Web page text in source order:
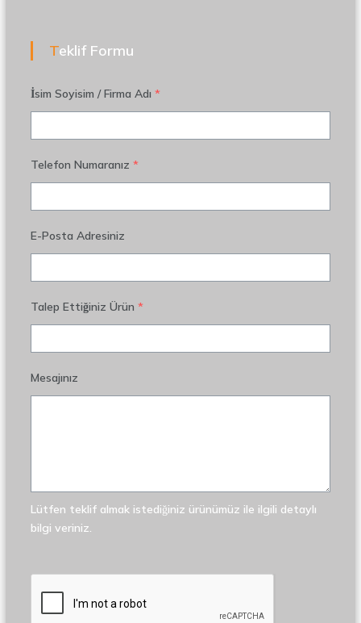
Teklif Formu
İsim Soyisim / Firma Adı *
Telefon Numaranız *
E-Posta Adresiniz
Talep Ettiğiniz Ürün *
Mesajınız
Lütfen teklif almak istediğiniz ürünümüz ile ilgili detaylı
bilgi veriniz.